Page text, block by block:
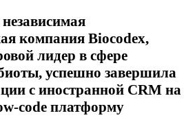
компания Biocodex,
лидер в сфере
успешно завершила
с иностранной CRM на
code платформу